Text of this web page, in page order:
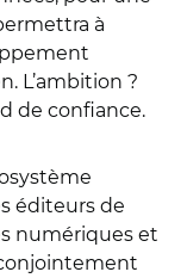
à
L’ambition ?
de confiance.
éditeurs de
numériques et